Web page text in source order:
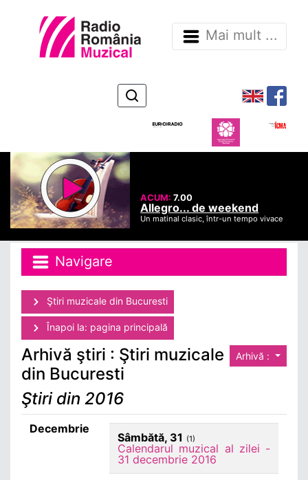
Mai mult ...
ACUM:7.00
Allegro... de weekend
Un matinal clasic, într-un tempo vivace
Navigare
Ştiri muzicale din Bucuresti
Înapoi la: pagina principală
Arhivă :
Arhivă ştiri : Ştiri muzicale
din Bucuresti
Ştiri din 2016
Decembrie
Sâmbătă, 31 (1)
Calendarul muzical al zilei -
31 decembrie 2016